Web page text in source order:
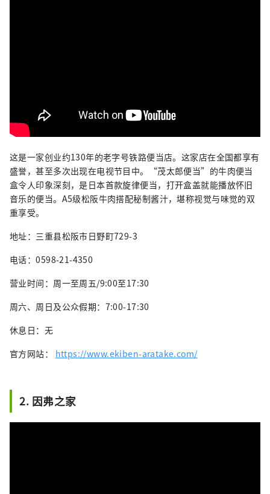
这是一家创业约130年的老字号铁路便当店。这家店在全国都享有
盛誉，甚至多次出现在电视节目中。“茂太郎便当”的牛肉便当
盒令人印象深刻，是日本首款旋律便当，打开盒盖就能播放怀旧
音乐的便当。A5级松阪牛肉搭配秘制酱汁，堪称视觉与味觉的双
重享受。
地址：三重县松阪市日野町729-3
电话：0598-21-4350
营业时间：周一至周五/9:00至17:30
周六、周日及公众假期：7:00-17:30
休息日：无
官方网站： https://www.ekiben-aratake.com/
2. 因弗之家